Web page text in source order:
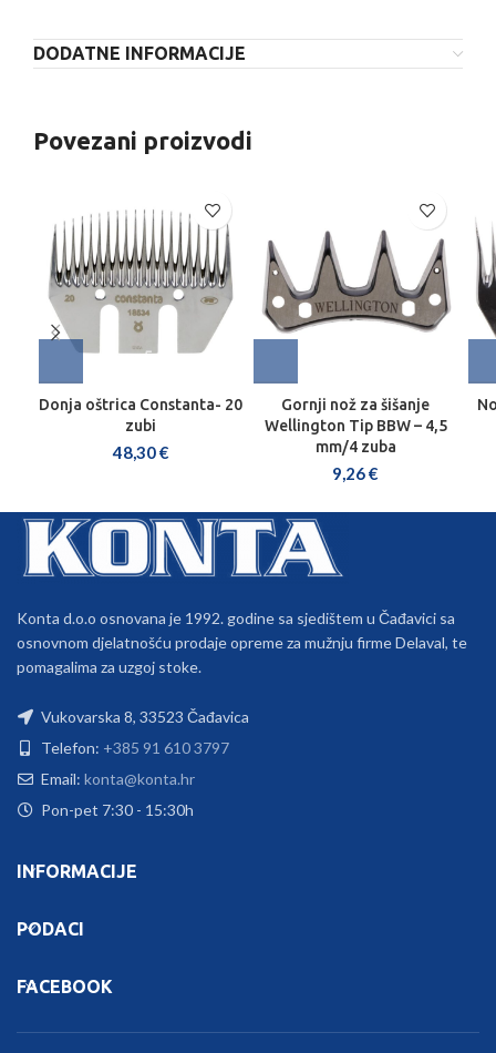
DODATNE INFORMACIJE
Povezani proizvodi
Donja oštrica Constanta- 20
zubi
48,30€
Gornji nož za šišanje
Wellington Tip BBW – 4,5
mm/4 zuba
9,26€
Konta d.o.o osnovana je 1992. godine sa sjedištem u Čađavici sa
osnovnom djelatnošću prodaje opreme za mužnju firme Delaval, te
pomagalima za uzgoj stoke.
Vukovarska 8, 33523 Čađavica
Telefon: +385 91 610 3797
Email: konta@konta.hr
Pon-pet 7:30 - 15:30h
INFORMACIJE
PODACI
FACEBOOK